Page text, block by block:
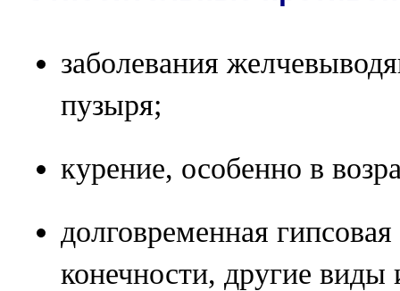
заболевания
пузыря;
курение, особенно в
долговременная
конечности, другие